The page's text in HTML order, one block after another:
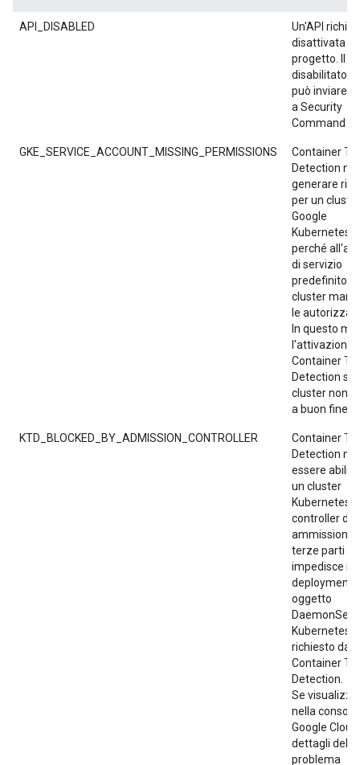
API_DISABLED
Un'API
disattivata
progetto. Il
disabilitato
può inviare
a Security
Command
GKE_SERVICE_ACCOUNT_MISSING_PERMISSIONS
Container
Detection
generare
per un cluster
Google
Kubernetes
perché
di servizio
predefinito
cluster
le
In questo
l'attivazione
Container
Detection sul
cluster non
a buon fine.
KTD_BLOCKED_BY_ADMISSION_CONTROLLER
Container
Detection
essere
un cluster
Kubernetes.
controller di
ammissione
terze parti
impedisce il
deployment
oggetto
DaemonSet
Kubernetes
richiesto da
Container
Detection.
Se
nella console
Google Cloud
dettagli del
problema